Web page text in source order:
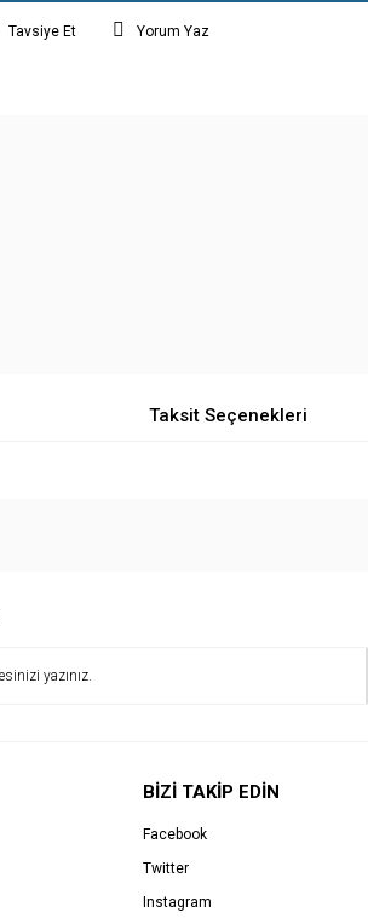
Tavsiye Et Yorum Yaz
Taksit Seçenekleri
BİZİ TAKİP EDİN
Facebook
Twitter
Instagram